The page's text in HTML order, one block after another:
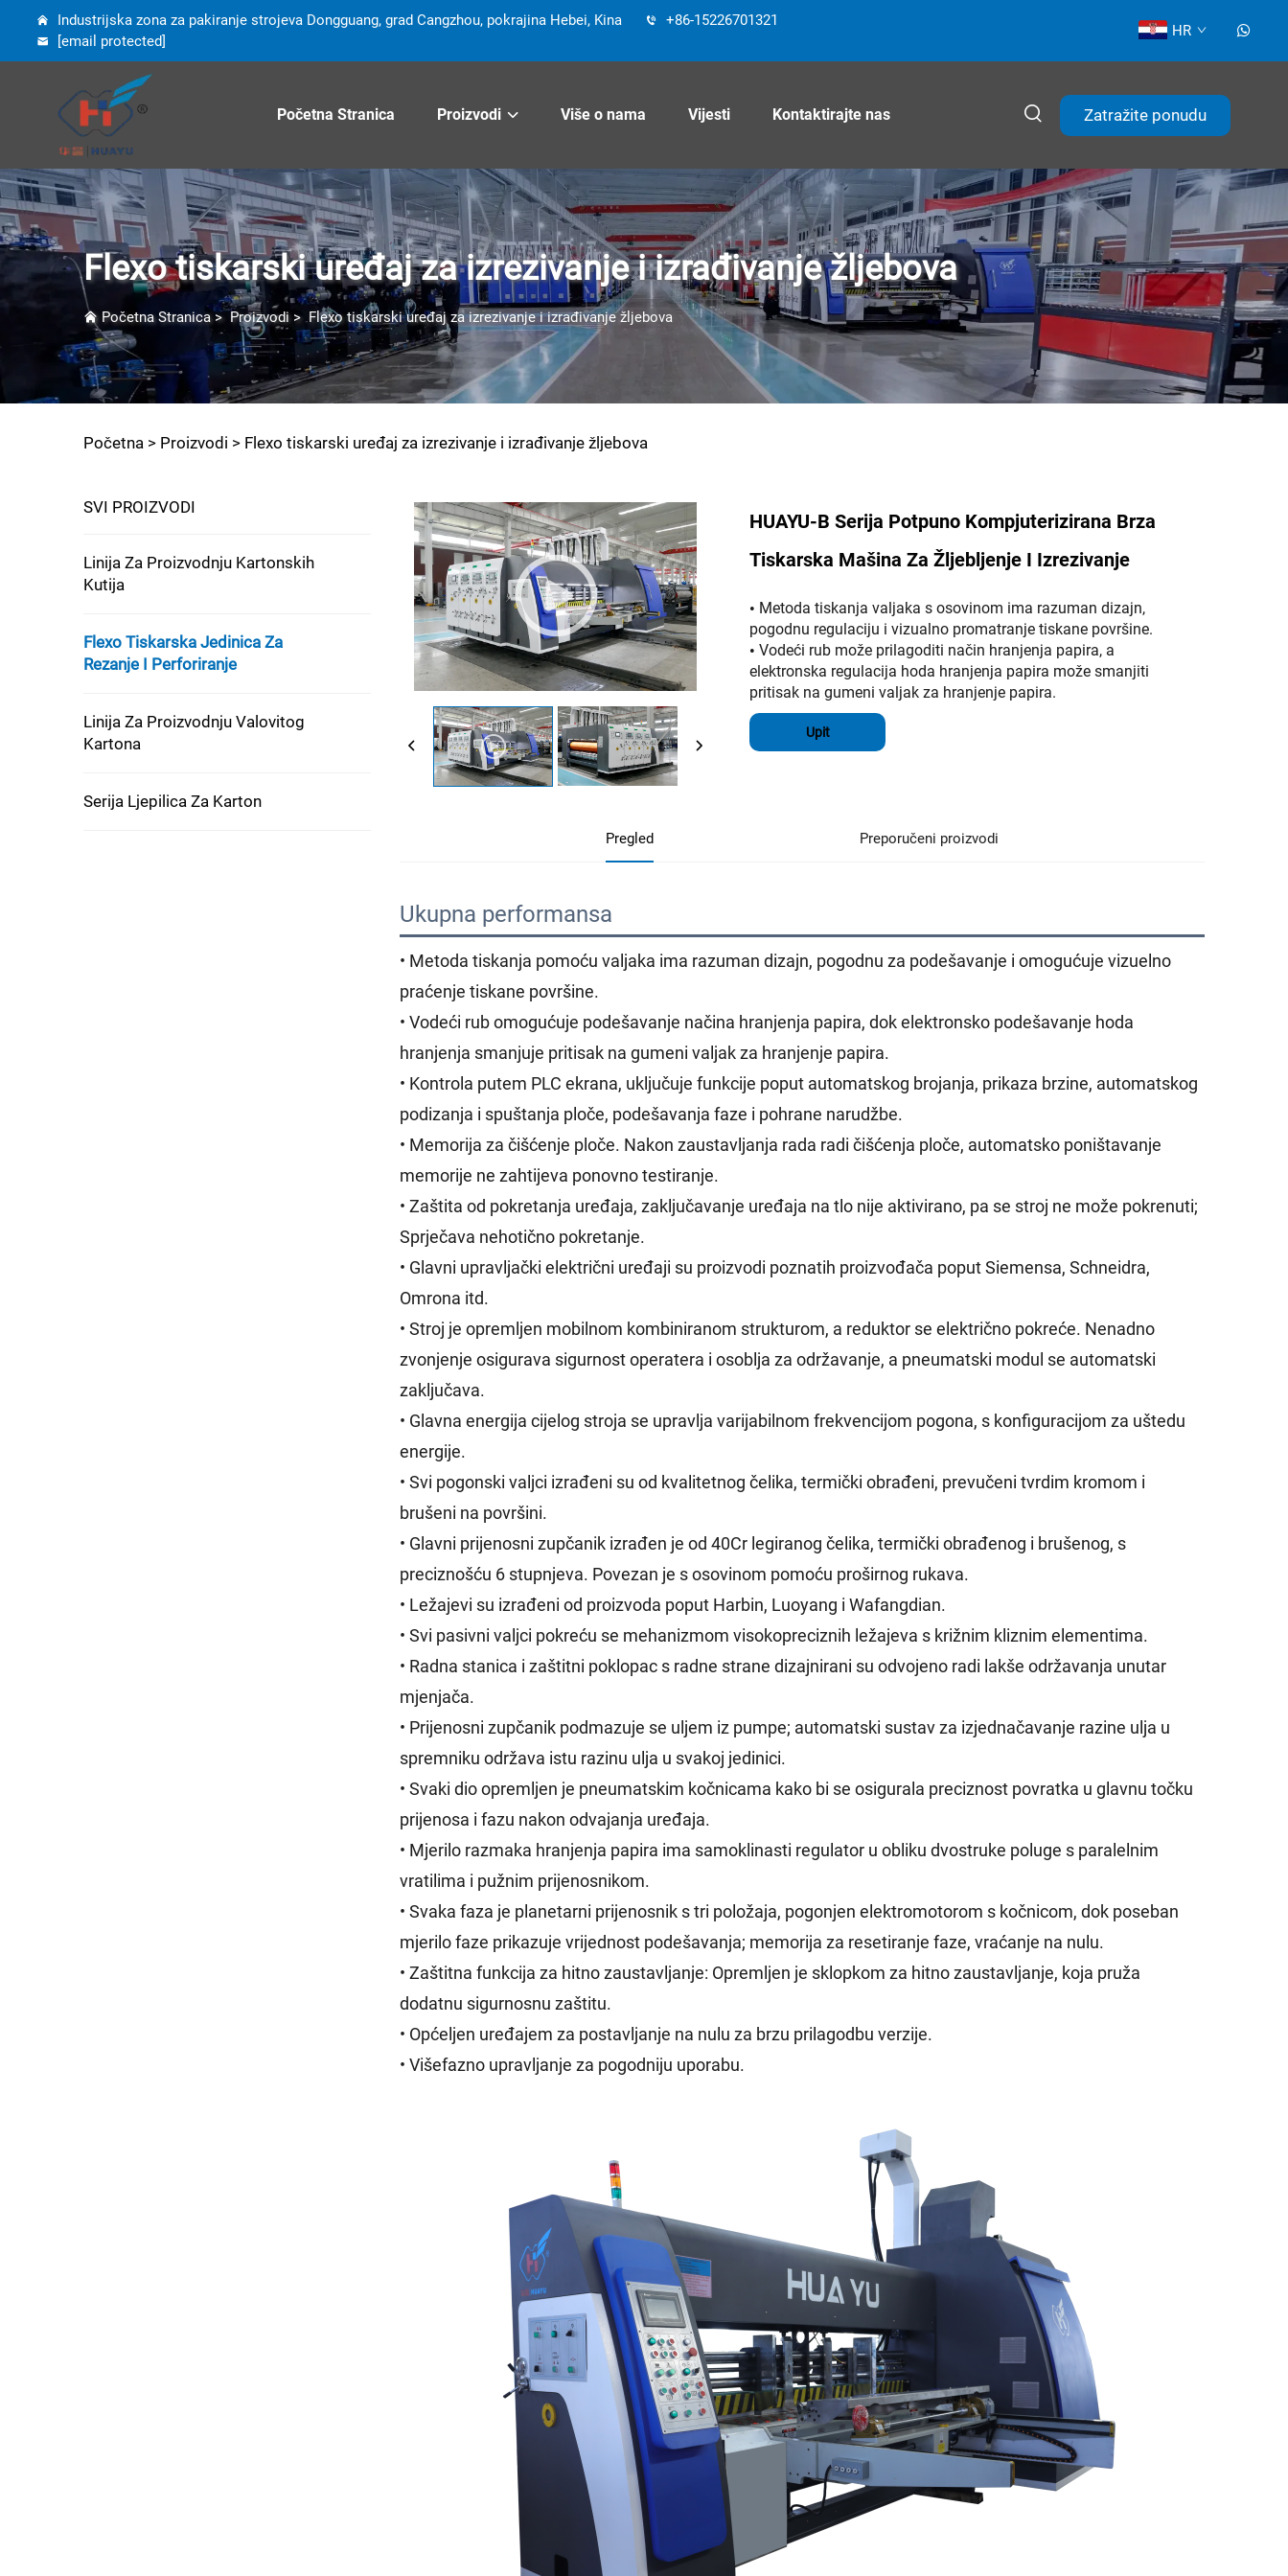
Industrijska zona za pakiranje strojeva Dongguang, grad Cangzhou, pokrajina Hebei, Kina
+86-15226701321
[email protected]
HR
Početna Stranica Proizvodi Više o nama Vijesti Kontaktirajte nas Zatražite ponudu
Flexo tiskarski uređaj za izrezivanje i izrađivanje žljebova
Početna Stranica> Proizvodi>Flexo tiskarski uređaj za izrezivanje i izrađivanje žljebova
Početna > Proizvodi > Flexo tiskarski uređaj za izrezivanje i izrađivanje žljebova
SVI PROIZVODI
Linija Za Proizvodnju Kartonskih
Kutija
Flexo Tiskarska Jedinica Za
Rezanje I Perforiranje
Linija Za Proizvodnju Valovitog
Kartona
Serija Ljepilica Za Karton
HUAYU-B Serija Potpuno Kompjuterizirana Brza
Tiskarska Mašina Za Žljebljenje I Izrezivanje
• Metoda tiskanja valjaka s osovinom ima razuman dizajn,
pogodnu regulaciju i vizualno promatranje tiskane površine.
• Vodeći rub može prilagoditi način hranjenja papira, a
elektronska regulacija hoda hranjenja papira može smanjiti
pritisak na gumeni valjak za hranjenje papira.
Upit
Pregled Preporučeni proizvodi
Ukupna performansa
• Metoda tiskanja pomoću valjaka ima razuman dizajn, pogodnu za podešavanje i omogućuje vizuelno
praćenje tiskane površine.
• Vodeći rub omogućuje podešavanje načina hranjenja papira, dok elektronsko podešavanje hoda
hranjenja smanjuje pritisak na gumeni valjak za hranjenje papira.
• Kontrola putem PLC ekrana, uključuje funkcije poput automatskog brojanja, prikaza brzine, automatskog
podizanja i spuštanja ploče, podešavanja faze i pohrane narudžbe.
• Memorija za čišćenje ploče. Nakon zaustavljanja rada radi čišćenja ploče, automatsko poništavanje
memorije ne zahtijeva ponovno testiranje.
• Zaštita od pokretanja uređaja, zaključavanje uređaja na tlo nije aktivirano, pa se stroj ne može pokrenuti;
Sprječava nehotično pokretanje.
• Glavni upravljački električni uređaji su proizvodi poznatih proizvođača poput Siemensa, Schneidra,
Omrona itd.
• Stroj je opremljen mobilnom kombiniranom strukturom, a reduktor se električno pokreće. Nenadno
zvonjenje osigurava sigurnost operatera i osoblja za održavanje, a pneumatski modul se automatski
zaključava.
• Glavna energija cijelog stroja se upravlja varijabilnom frekvencijom pogona, s konfiguracijom za uštedu
energije.
• Svi pogonski valjci izrađeni su od kvalitetnog čelika, termički obrađeni, prevučeni tvrdim kromom i
brušeni na površini.
• Glavni prijenosni zupčanik izrađen je od 40Cr legiranog čelika, termički obrađenog i brušenog, s
preciznošću 6 stupnjeva. Povezan je s osovinom pomoću proširnog rukava.
• Ležajevi su izrađeni od proizvoda poput Harbin, Luoyang i Wafangdian.
• Svi pasivni valjci pokreću se mehanizmom visokopreciznih ležajeva s križnim kliznim elementima.
• Radna stanica i zaštitni poklopac s radne strane dizajnirani su odvojeno radi lakše održavanja unutar
mjenjača.
• Prijenosni zupčanik podmazuje se uljem iz pumpe; automatski sustav za izjednačavanje razine ulja u
spremniku održava istu razinu ulja u svakoj jedinici.
• Svaki dio opremljen je pneumatskim kočnicama kako bi se osigurala preciznost povratka u glavnu točku
prijenosa i fazu nakon odvajanja uređaja.
• Mjerilo razmaka hranjenja papira ima samoklinasti regulator u obliku dvostruke poluge s paralelnim
vratilima i pužnim prijenosnikom.
• Svaka faza je planetarni prijenosnik s tri položaja, pogonjen elektromotorom s kočnicom, dok poseban
mjerilo faze prikazuje vrijednost podešavanja; memorija za resetiranje faze, vraćanje na nulu.
• Zaštitna funkcija za hitno zaustavljanje: Opremljen je sklopkom za hitno zaustavljanje, koja pruža
dodatnu sigurnosnu zaštitu.
• Općeljen uređajem za postavljanje na nulu za brzu prilagodbu verzije.
• Višefazno upravljanje za pogodniju uporabu.